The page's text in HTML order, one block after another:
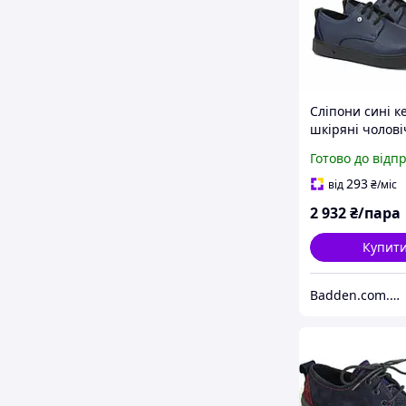
Сліпони сині
шкіряні
розмірів
Rosso
Готово до
від293₴/міс
2 932₴/пара
Купити
Badden.com.ua інтернет магазин чоловічого та жіночого взуття великих розмірів